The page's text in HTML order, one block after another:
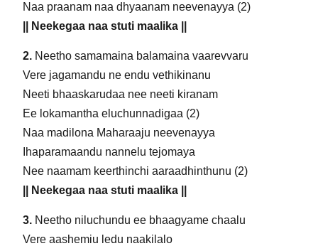
Naa praanam naa dhyaanam neevenayya (2)
|| Neekegaa naa stuti maalika ||
2.Neetho samamaina balamaina vaarevvaru
Vere jagamandu ne endu vethikinanu
Neeti bhaaskarudaa nee neeti kiranam
Ee lokamantha eluchunnadigaa (2)
Naa madilona Maharaaju neevenayya
Ihaparamaandu nannelu tejomaya
Nee naamam keerthinchi aaraadhinthunu (2)
|| Neekegaa naa stuti maalika ||
3.Neetho niluchundu ee bhaagyame chaalu
Vere aashemiu ledu naakilalo